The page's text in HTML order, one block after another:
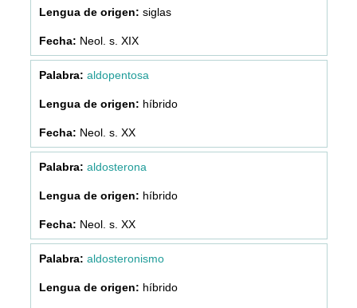
siglas
Neol. s. XIX
aldopentosa
híbrido
Neol. s. XX
aldosterona
híbrido
Neol. s. XX
aldosteronismo
híbrido